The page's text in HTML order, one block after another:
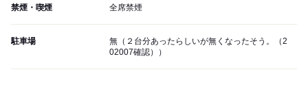
禁煙・喫煙 全席禁煙
駐車場
無（２台分あったらしいが無くなったそう。（2
02007確認））